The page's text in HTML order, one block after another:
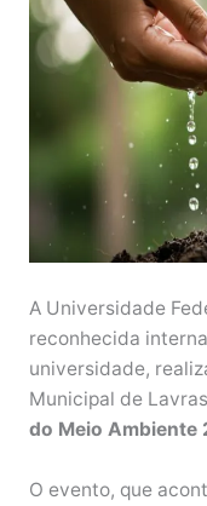
A Universidade
reconhecida
universidade,
Municipal de
do Meio Ambiente
O evento, que